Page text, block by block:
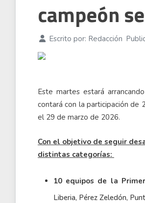
07 Ago 2026
campeón
Escrito por: Redacción
Este martes estará
contará con la participación de
el 29 de marzo de 2026.
Con el objetivo de seguir
distintas categorías:
10 equipos de la
Liberia, Pérez Zeledón,